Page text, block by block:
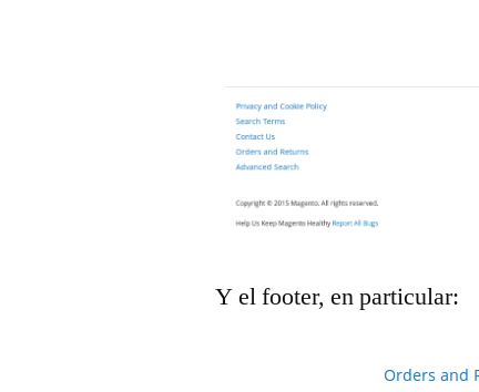
Y el footer, en particular: